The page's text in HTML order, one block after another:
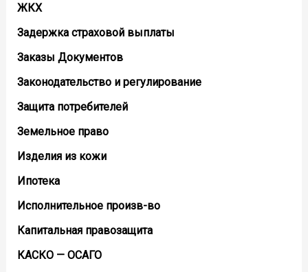
ЖКХ
Задержка страховой выплаты
Заказы Документов
Законодательство и регулирование
Защита потребителей
Земельное право
Изделия из кожи
Ипотека
Исполнительное произв-во
Капитальная правозащита
КАСКО — ОСАГО